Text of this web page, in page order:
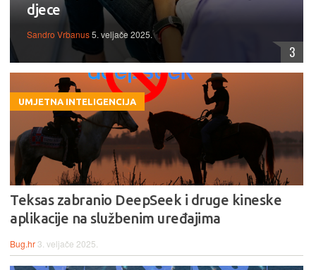
djece
Sandro Vrbanus5. veljače 2025.
3
UMJETNA INTELIGENCIJA
Teksas zabranio DeepSeek i druge kineske
aplikacije na službenim uređajima
Bug.hr 3. veljače 2025.